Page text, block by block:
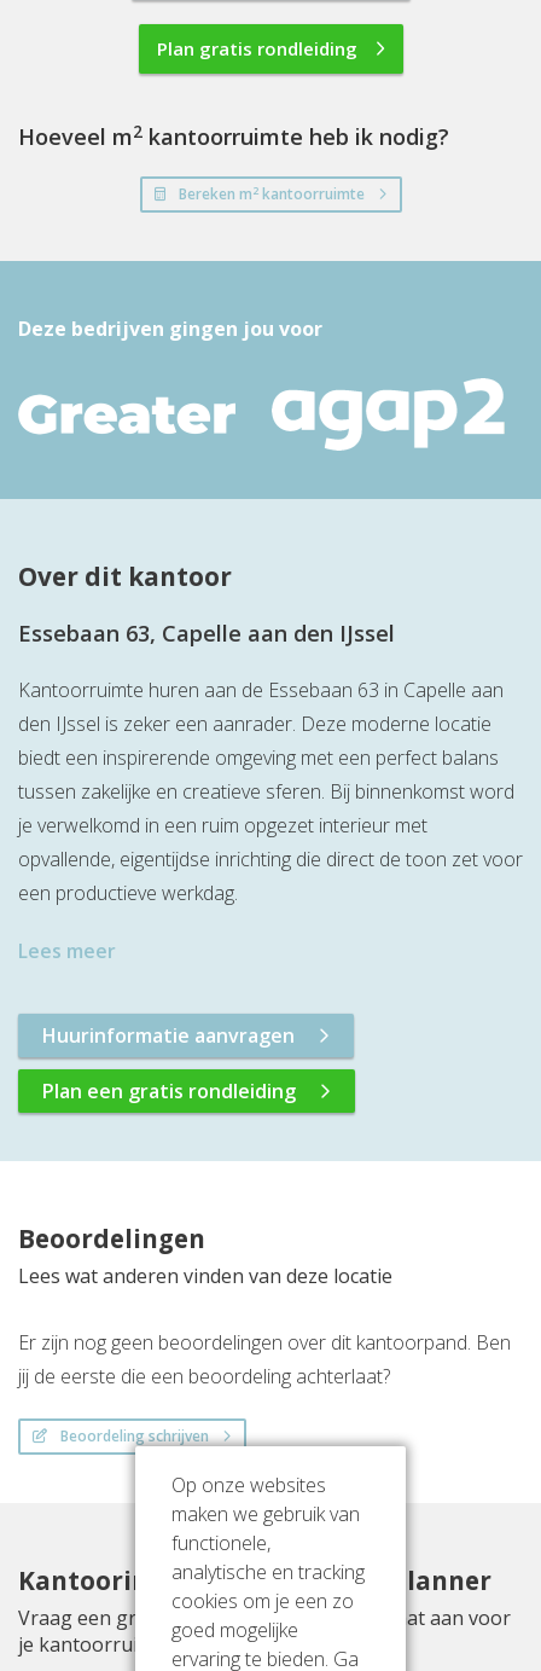
Plan gratis rondleiding
Hoeveel m2 kantoorruimte heb ik nodig?
Bereken m2kantoorruimte
Deze bedrijven gingen jou voor
Over dit kantoor
Essebaan 63, Capelle aan den IJssel
Kantoorruimte huren aan de Essebaan 63 in Capelle aan
den IJssel is zeker een aanrader. Deze moderne locatie
biedt een inspirerende omgeving met een perfect balans
tussen zakelijke en creatieve sferen. Bij binnenkomst word
je verwelkomd in een ruim opgezet interieur met
opvallende, eigentijdse inrichting die direct de toon zet voor
een productieve werkdag.
Lees meer
Huurinformatie aanvragen
Plan een gratis rondleiding
Beoordelingen
Lees wat anderen vinden van deze locatie
Er zijn nog geen beoordelingen over dit kantoorpand. Ben
jij de eerste die een beoordeling achterlaat?
Beoordeling schrijven
Kantoorinrichting met Officeplanner
Vraag een gratis inrichtingsvoorstel op maat aan voor
je kantoorruimte aan Essebaan 63
Op onze websites
maken we gebruik van
functionele,
analytische en tracking
cookies om je een zo
goed mogelijke
ervaring te bieden. Ga